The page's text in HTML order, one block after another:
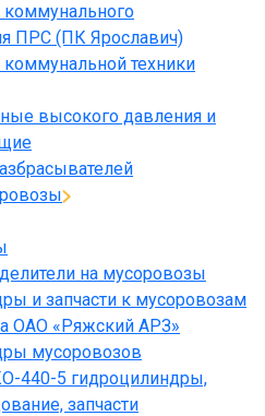
коммунального
ПРС (ПК Ярославич)
коммунальной техники
высокого давления и
на мусоровозы
и запчасти к мусоровозам
ОАО «Ряжский АРЗ»
мусоровозов
440-5 гидроцилиндры,
запчасти